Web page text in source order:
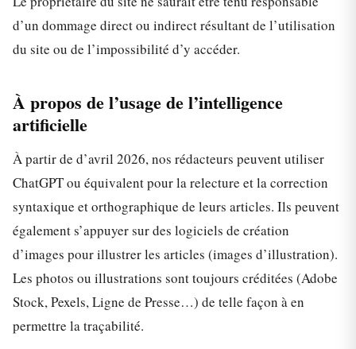
d’un dommage direct ou indirect résultant de l’utilisation
du site ou de l’impossibilité d’y accéder.
À propos de l’usage de l’intelligence
artificielle
À partir de d’avril 2026, nos rédacteurs peuvent utiliser
ChatGPT ou équivalent pour la relecture et la correction
syntaxique et orthographique de leurs articles. Ils peuvent
également s’appuyer sur des logiciels de création
d’images pour illustrer les articles (images d’illustration).
Les photos ou illustrations sont toujours créditées (Adobe
Stock, Pexels, Ligne de Presse…) de telle façon à en
permettre la traçabilité.